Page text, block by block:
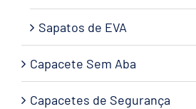
Sapatos de EVA
Capacete Sem Aba
Capacetes de Segurança